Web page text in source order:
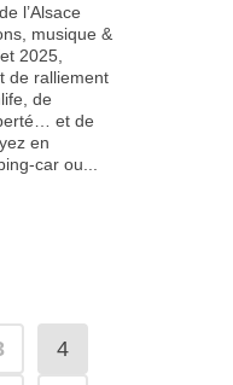
l’Alsace
musique &
2025,
de ralliement
de
et de
en
car ou...
4